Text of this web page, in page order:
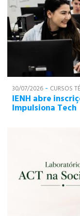
30/07/2026 - CURSOS
IENH abre
Impulsiona Tech